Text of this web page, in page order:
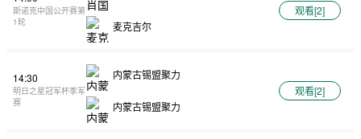
斯诺克中国公开赛第
1轮
麦克吉尔
观看[2]
14:30
明日之星冠军杯季军
赛
内蒙古锡盟聚力
内蒙古锡盟聚力
观看[2]